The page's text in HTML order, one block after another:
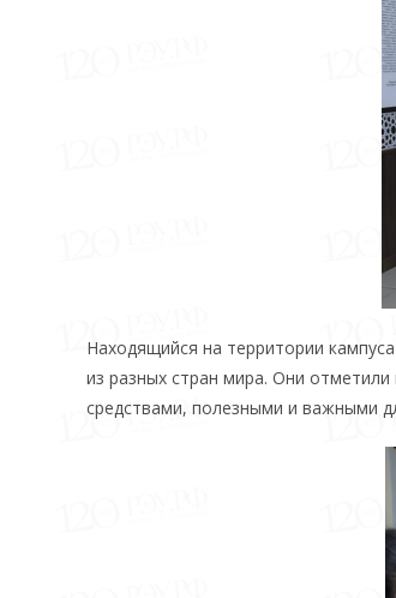
Находящийся на территории
из разных стран мира. Они
средствами, полезными и важными